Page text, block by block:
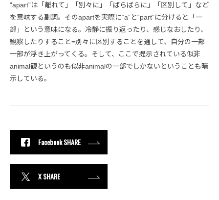
“apart”は「離れて」「別々に」「ばらばらに」「区別して」など
を意味する副詞。そのapartを実際に“a”と“part”に分けると「一
部」という意味になる。冷静に振り返ったり、感じなおしたり、
観察したりすること=別々に区別することを通して、自分の一部
一部が浮き上がってくる。そして、ここで提示されている似非
animal観というのも似非animalの一部でしかないということも暗
示している。
Facebook SHARE
X SHARE